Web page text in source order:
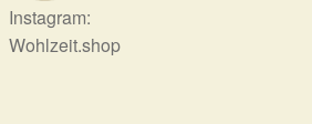
Instagram:
Wohlzeit.shop